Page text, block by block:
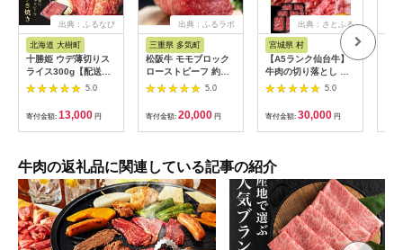
出典：ふるなび
北海道 大樹町
十勝姫 ウデ薄切りス
ライス300g【配送不
可地域：離島】
【1397674】
5.0
寄付金額: 13,000 円
出典：ふるラボ
三重県 多気町
松阪牛 モモブロック
ローストビーフ 約
500g 国産牛 和牛 ブ
ランド牛 JGAP家
畜・畜産物 農場
HACCP認証農場 牛肉
肉 高級 人気 おすすめ
日本三大和牛 松阪 松
坂牛 松坂 モモ ビーフ
シチュー カレー 霜降
り 三重県 多気町 SS-
32
5.0
寄付金額: 20,000 円
出典：さとふる
宮城県 村
【A5ランク仙台牛】
牛肉の切り落とし 合
計1.8kg(300g×6) 小
分けで使い勝手も◎
5.0
寄付金額: 30,000 円
牛肉の返礼品に関連している記事の紹介